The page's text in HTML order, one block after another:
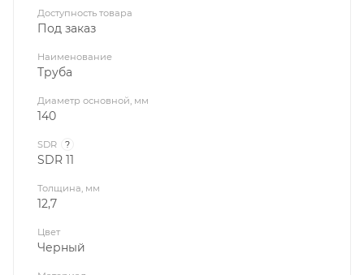
Доступность товара
Под заказ
Наименование
Труба
Диаметр основной, мм
140
SDR ?
SDR 11
Толщина, мм
12,7
Цвет
Черный